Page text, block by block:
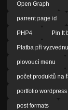
Open Graph
parrent page id
PHP4 Pin It
Platba při
plovoucí menu
počet produktů na
portfolio
post formats